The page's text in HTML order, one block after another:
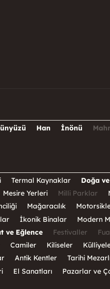
Han İnönü
Termal Kaynaklar Doğa
Mesire Yerleri Milli Parklar
Mağaracılık
İkonik Binalar Modern
ve Eğlence Festivaller
Camiler Kiliseler
Antik Kentler Tarihi
El Sanatları Pazarlar ve